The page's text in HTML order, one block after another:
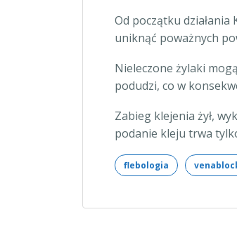
Od początku
uniknąć poważnych
Nieleczone żylaki
podudzi, co w
Zabieg klejenia żył,
podanie kleju trwa
flebologia